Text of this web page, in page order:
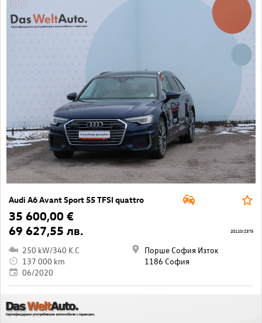
Audi A6 Avant Sport 55 TFSI quattro
35 600,00 €
69 627,55 лв.
250 kW/340 K.C
137 000 km
06/2020
Порше София Изток
1186 София
20110/2375